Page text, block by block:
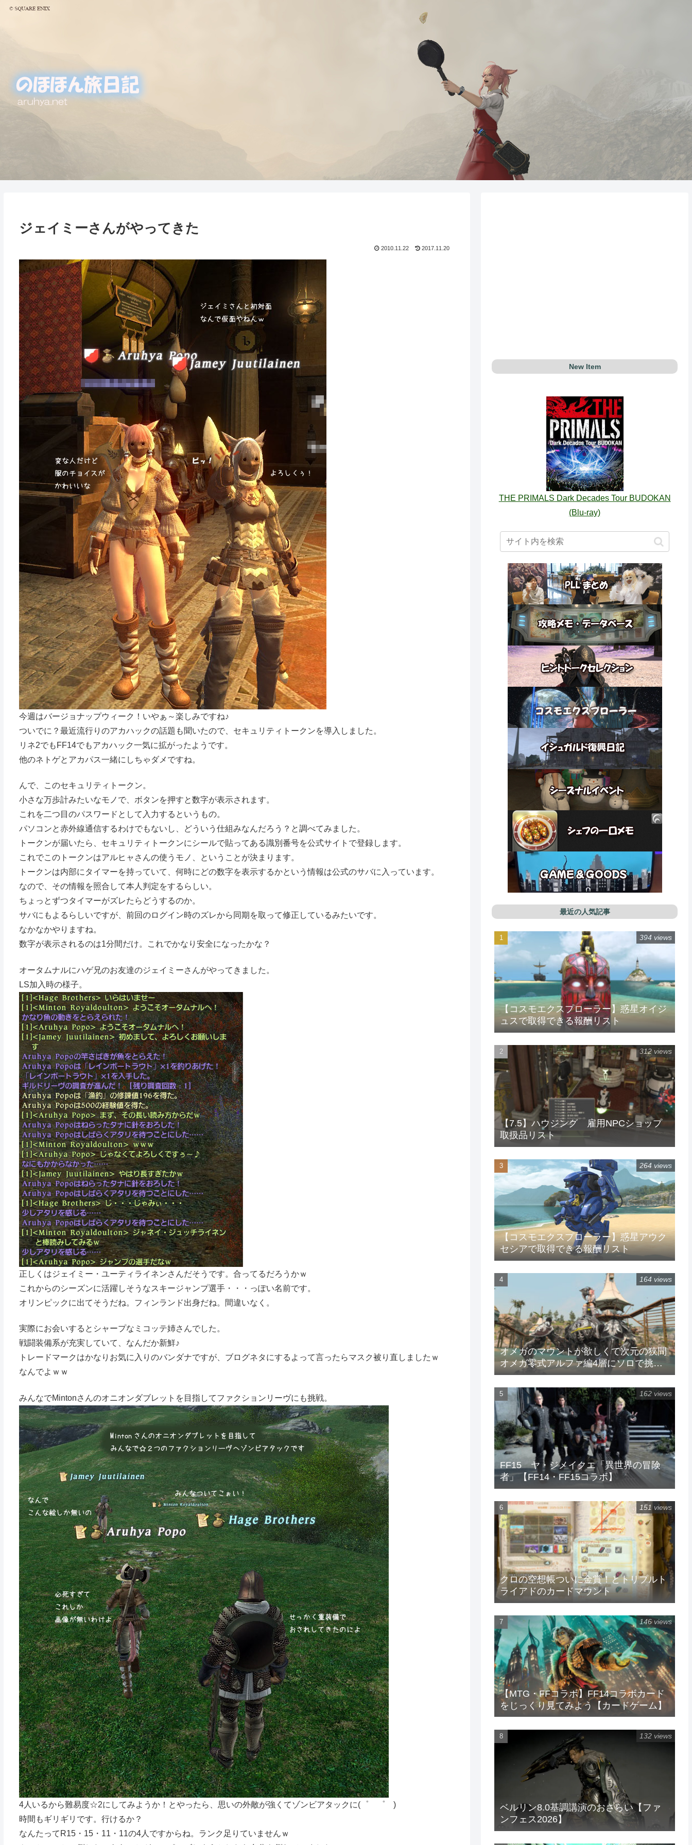
ジェイミーさんがやってきた
2010.11.22 2017.11.20
今週はバージョナップウィーク！いやぁ～楽しみですね♪
ついでに？最近流行りのアカハックの話題も聞いたので、セキュリティトークンを導入しました。
リネ2でもFF14でもアカハック一気に拡がったようです。
他のネトゲとアカパス一緒にしちゃダメですね。
んで、このセキュリティトークン。
小さな万歩計みたいなモノで、ボタンを押すと数字が表示されます。
これを二つ目のパスワードとして入力するというもの。
パソコンと赤外線通信するわけでもないし、どういう仕組みなんだろう？と調べてみました。
トークンが届いたら、セキュリティトークンにシールで貼ってある識別番号を公式サイトで登録します。
これでこのトークンはアルヒャさんの使うモノ、ということが決まります。
トークンは内部にタイマーを持っていて、何時にどの数字を表示するかという情報は公式のサバに入っています。
なので、その情報を照合して本人判定をするらしい。
ちょっとずつタイマーがズレたらどうするのか。
サバにもよるらしいですが、前回のログイン時のズレから同期を取って修正しているみたいです。
なかなかやりますね。
数字が表示されるのは1分間だけ。これでかなり安全になったかな？
オータムナルにハゲ兄のお友達のジェイミーさんがやってきました。
LS加入時の様子。
正しくはジェイミー・ユーティライネンさんだそうです。合ってるだろうかｗ
これからのシーズンに活躍しそうなスキージャンプ選手・・・っぽい名前です。
オリンピックに出てそうだね。フィンランド出身だね。間違いなく。
実際にお会いするとシャープなミコッテ姉さんでした。
戦闘装備系が充実していて、なんだか新鮮♪
トレードマークはかなりお気に入りのバンダナですが、ブログネタにするよって言ったらマスク被り直しましたｗ
なんでよｗｗ
みんなでMintonさんのオニオンダブレットを目指してファクションリーヴにも挑戦。
4人いるから難易度☆2にしてみようか！とやったら、思いの外敵が強くてゾンビアタックに(゜ ゜ )
時間もギリギリです。行けるか？
なんたってR15・15・11・11の4人ですからね。ランク足りていませんｗ
New Item
THE PRIMALS Dark Decades Tour BUDOKAN
(Blu-ray)
最近の人気記事
【コスモエクスプローラー】惑星オイジ
ュスで取得できる報酬リスト
394 views
【7.5】ハウジング 雇用NPCショップ
取扱品リスト
312 views
【コスモエクスプローラー】惑星アウク
セシアで取得できる報酬リスト
264 views
オメガのマウントが欲しくて次元の狭間
オメガ零式アルファ編4層にソロで挑戦
してみた
164 views
FF15 ヤ・ジメイクエ「異世界の冒険
者」【FF14・FF15コラボ】
162 views
クロの空想帳ついに金賞！とトリプルト
ライアドのカードマウント
151 views
【MTG・FFコラボ】FF14コラボカード
をじっくり見てみよう【カードゲーム】
146 views
ベルリン8.0基調講演のおさらい【ファ
ンフェス2026】
132 views